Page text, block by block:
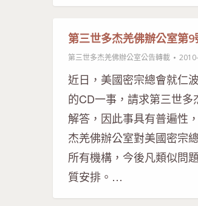
第三世多杰羌佛辦公室第9
第三世多杰羌佛辦公室公告轉載
近日，美國密宗總會就仁
的CD一事，請求第三世多
解答，因此事具有普遍性
杰羌佛辦公室對美國密宗
所有機構，今後凡類似問
質安排。…